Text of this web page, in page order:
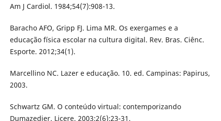
Am J Cardiol. 1984;54(7):908-13.
Baracho AFO, Gripp FJ. Lima MR. Os exergames e a
educação física escolar na cultura digital. Rev. Bras. Ciênc.
Esporte. 2012;34(1).
Marcellino NC. Lazer e educação. 10. ed. Campinas: Papirus,
2003.
Schwartz GM. O conteúdo virtual: contemporizando
Dumazedier. Licere. 2003;2(6):23-31.